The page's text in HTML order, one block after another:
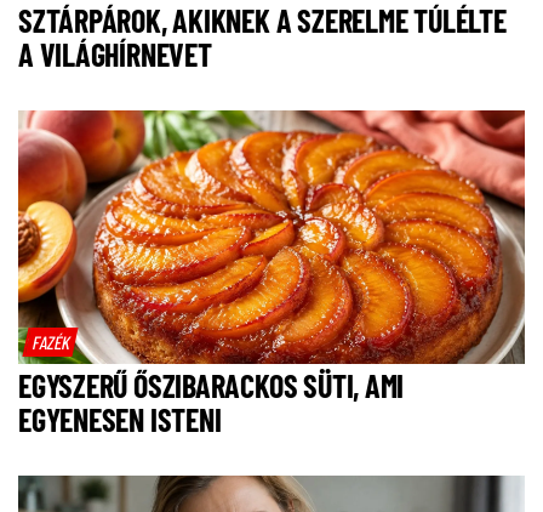
SZTÁRPÁROK, AKIKNEK A SZERELME TÚLÉLTE
A VILÁGHÍRNEVET
FAZÉK
EGYSZERŰ ŐSZIBARACKOS SÜTI, AMI
EGYENESEN ISTENI